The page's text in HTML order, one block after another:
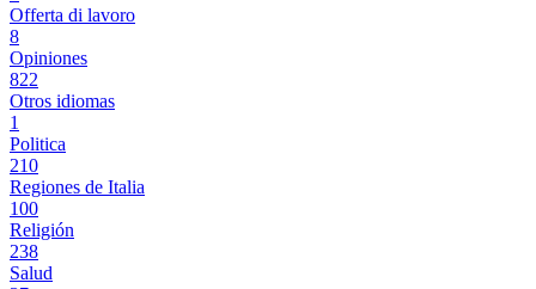
Offerta di lavoro
8
Opiniones
822
Otros idiomas
1
Politica
210
Regiones de Italia
100
Religión
238
Salud